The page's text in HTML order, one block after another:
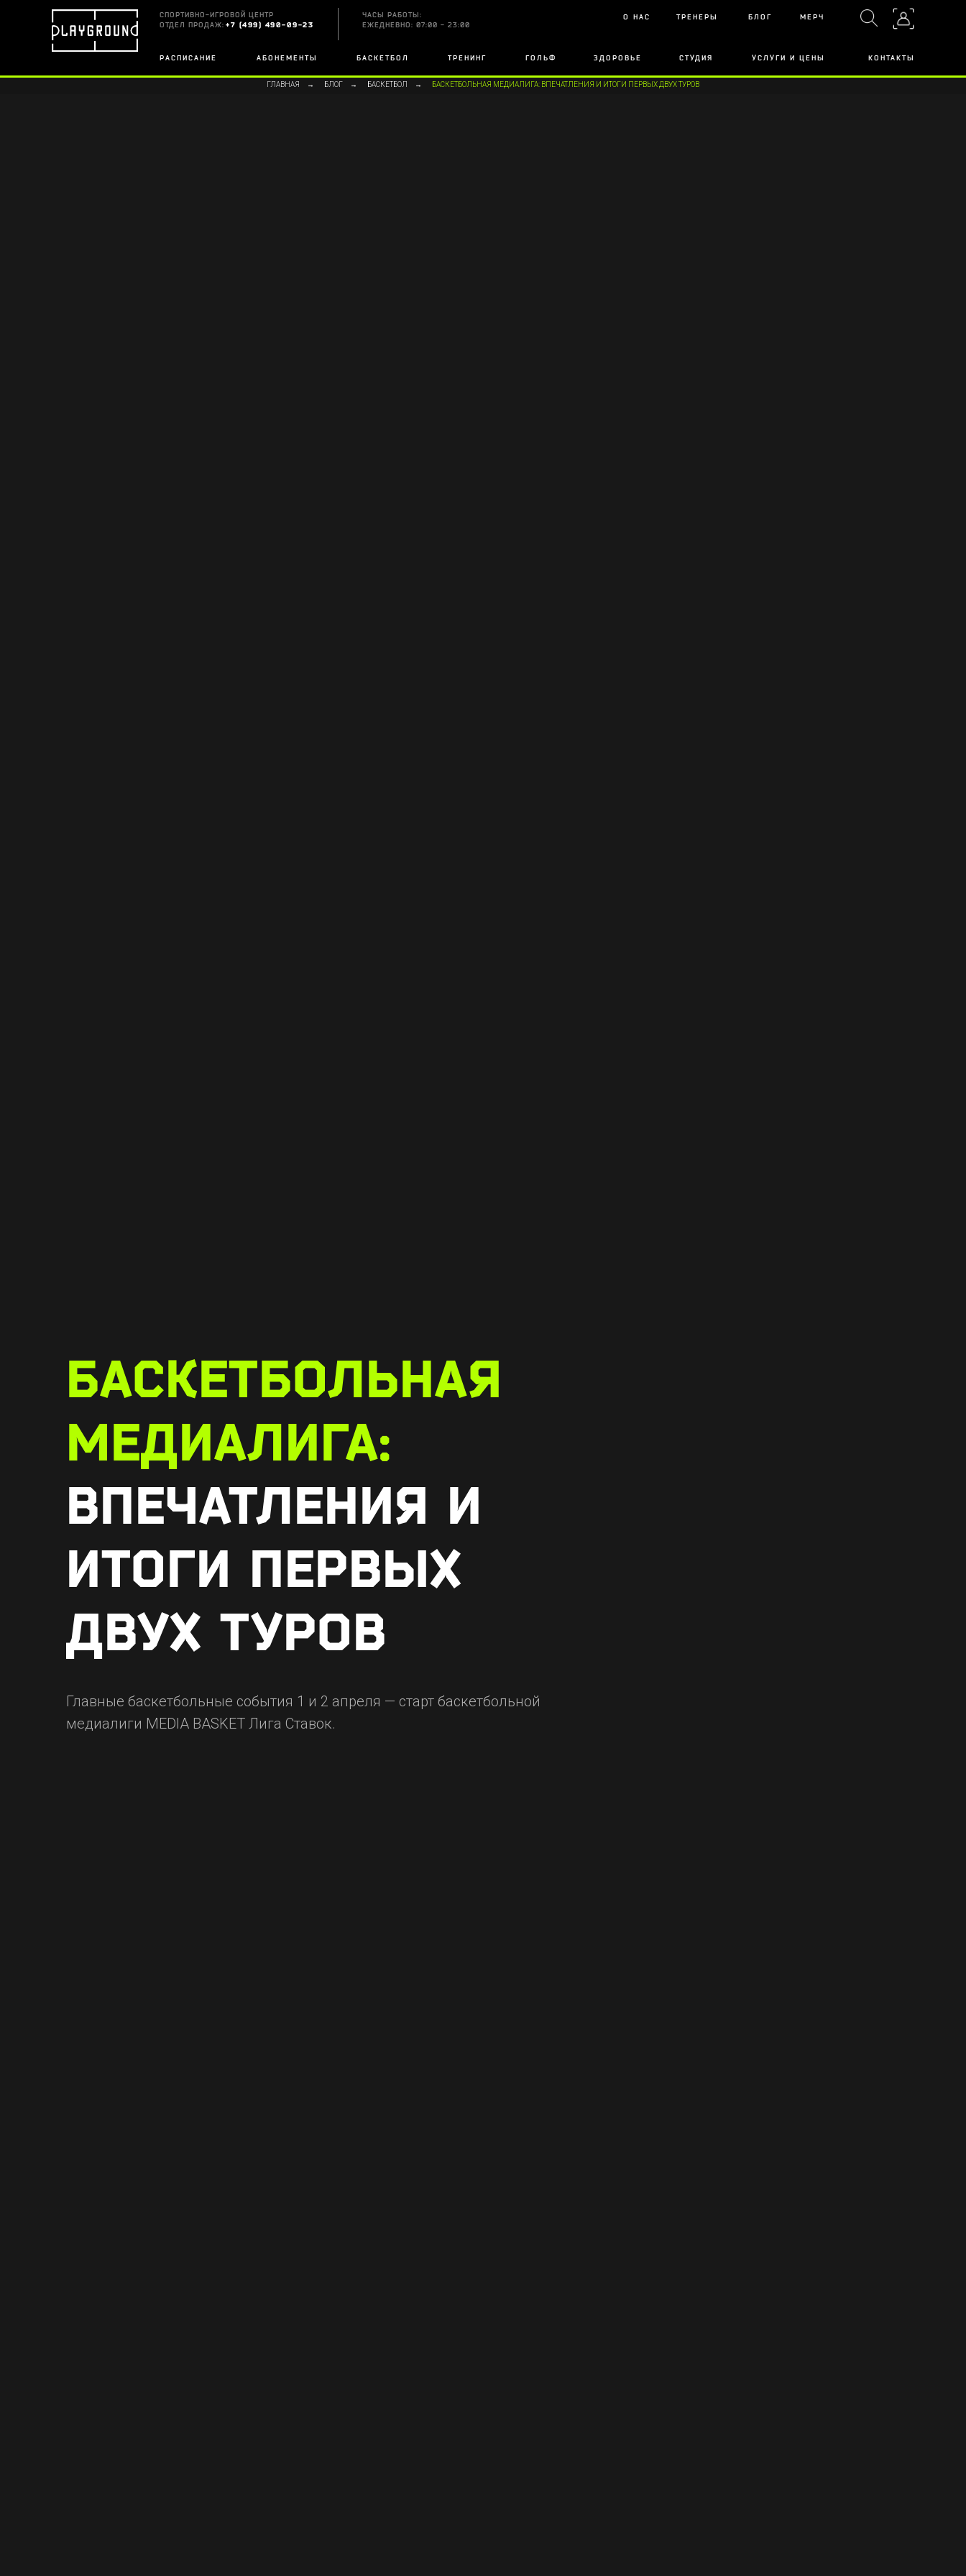
СПОРТИВНО-ИГРОВОЙ ЦЕНТР
ОТДЕЛ ПРОДАЖ:
ЧАСЫ РАБОТЫ:
ЕЖЕДНЕВНО: 07:00 - 23:00
+7 (499) 490-09-23
МЕРЧ
БЛОГ
АБОНЕМЕНТЫ БАСКЕТБОЛ
РАСПИСАНИЕ ЗДОРОВЬЕ
ТРЕНИНГ СТУДИЯ
ГОЛЬФ КОНТАКТЫ
ТРЕНЕРЫ
О НАС
УСЛУГИ И ЦЕНЫ
ГЛАВНАЯ → БЛОГ → БАСКЕТБОЛ → БАСКЕТБОЛЬНАЯ МЕДИАЛИГА: ВПЕЧАТЛЕНИЯ И ИТОГИ ПЕРВЫХ ДВУХ ТУРОВ
БАСКЕТБОЛЬНАЯ
МЕДИАЛИГА:
ВПЕЧАТЛЕНИЯ И
ИТОГИ ПЕРВЫХ
ДВУХ ТУРОВ
Главные баскетбольные события 1 и 2 апреля — старт баскетбольной
медиалиги MEDIA BASKET Лига Ставок.